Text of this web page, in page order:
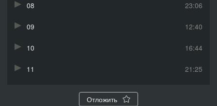
23:06
08
12:40
09
16:44
10
21:25
11
Отложить